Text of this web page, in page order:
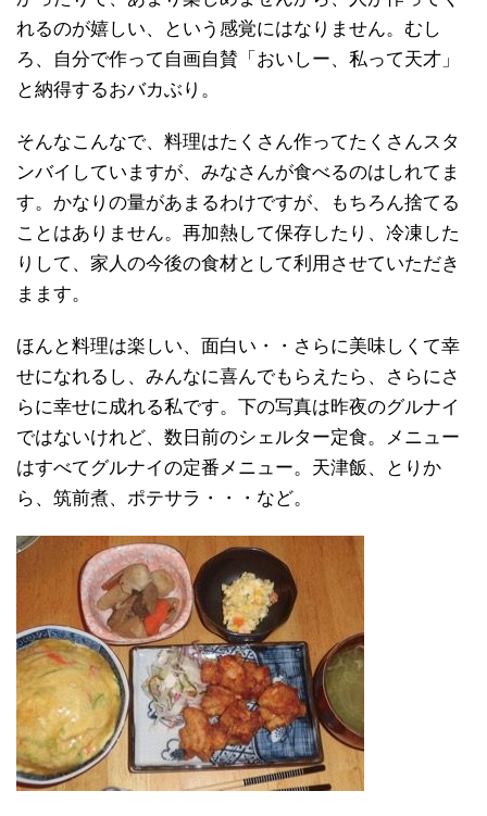
れるのが嬉しい、という感覚にはなりません。むし
ろ、自分で作って自画自賛「おいしー、私って天才」
と納得するおバカぶり。
そんなこんなで、料理はたくさん作ってたくさんスタ
ンバイしていますが、みなさんが食べるのはしれてま
す。かなりの量があまるわけですが、もちろん捨てる
ことはありません。再加熱して保存したり、冷凍した
りして、家人の今後の食材として利用させていただき
まます。
ほんと料理は楽しい、面白い・・さらに美味しくて幸
せになれるし、みんなに喜んでもらえたら、さらにさ
らに幸せに成れる私です。下の写真は昨夜のグルナイ
ではないけれど、数日前のシェルター定食。メニュー
はすべてグルナイの定番メニュー。天津飯、とりか
ら、筑前煮、ポテサラ・・・など。